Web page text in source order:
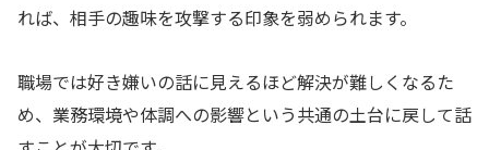
れば、相手の趣味を攻撃する印象を弱められます。
職場では好き嫌いの話に見えるほど解決が難しくなるた
め、業務環境や体調への影響という共通の土台に戻して話